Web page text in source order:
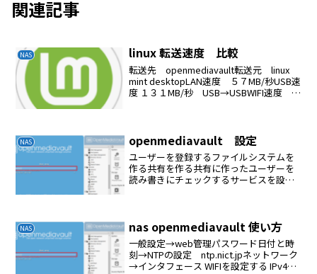
関連記事
NAS linux 転送速度 比較
転送先 openmediavault転送元 linux
mint desktopLAN速度 ５７MB/秒USB速
度 １３１MB/秒 USB→USBWIFI速度 ３
NAS openmediavault 設定
ユーザーを登録するファイルシステムを
作る共有を作る共有に作ったユーザーを
読み書きにチェックするサービスを設定
NAS nas openmediavault 使い方
一般設定→web管理パスワード日付と時
刻→NTPの設定 ntp.nict.jpネットワーク
→インタフェース WIFIを設定する IPv4メ